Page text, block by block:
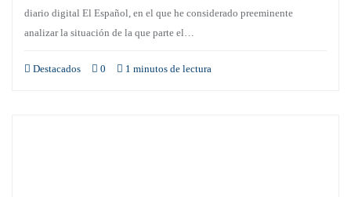
diario digital El Español, en el que he considerado preeminente
analizar la situación de la que parte el…
Destacados 0 1 minutos de lectura